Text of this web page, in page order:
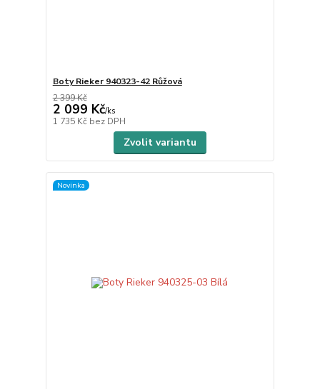
Boty Rieker 940323-42 Růžová
2 399 Kč
2 099 Kč/ks
1 735 Kč bez DPH
Zvolit variantu
Novinka